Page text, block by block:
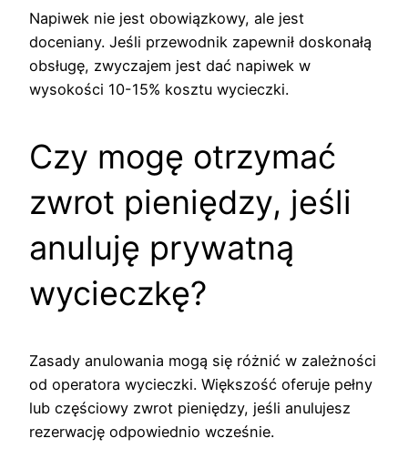
Napiwek nie jest obowiązkowy, ale jest
doceniany. Jeśli przewodnik zapewnił doskonałą
obsługę, zwyczajem jest dać napiwek w
wysokości 10-15% kosztu wycieczki.
Czy mogę otrzymać
zwrot pieniędzy, jeśli
anuluję prywatną
wycieczkę?
Zasady anulowania mogą się różnić w zależności
od operatora wycieczki. Większość oferuje pełny
lub częściowy zwrot pieniędzy, jeśli anulujesz
rezerwację odpowiednio wcześnie.